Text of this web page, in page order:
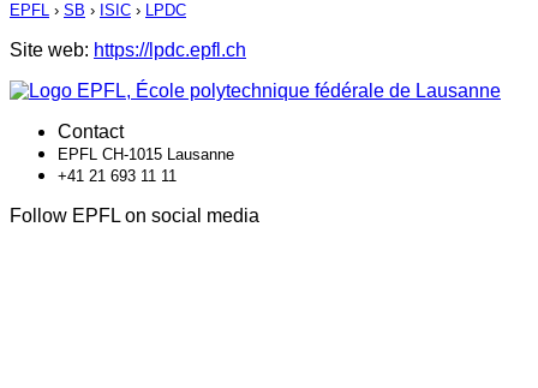
EPFL › SB › ISIC › LPDC
Site web: https://lpdc.epfl.ch
Contact
EPFL CH-1015 Lausanne
+41 21 693 11 11
Follow EPFL on social media